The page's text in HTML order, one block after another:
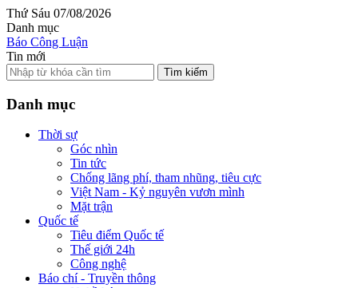
Thứ Sáu 07/08/2026
Danh mục
Báo Công Luận
Tin mới
Tìm kiếm
Danh mục
Thời sự
Góc nhìn
Tin tức
Chống lãng phí, tham nhũng, tiêu cực
Việt Nam - Kỷ nguyên vươn mình
Mặt trận
Quốc tế
Tiêu điểm Quốc tế
Thế giới 24h
Công nghệ
Báo chí - Truyền thông